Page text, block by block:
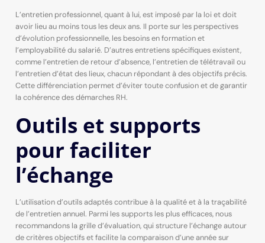
L’entretien professionnel, quant à lui, est imposé par la loi et doit
avoir lieu au moins tous les deux ans. Il porte sur les perspectives
d’évolution professionnelle, les besoins en formation et
l’employabilité du salarié. D’autres entretiens spécifiques existent,
comme l’entretien de retour d’absence, l’entretien de télétravail ou
l’entretien d’état des lieux, chacun répondant à des objectifs précis.
Cette différenciation permet d’éviter toute confusion et de garantir
la cohérence des démarches RH.
Outils et supports
pour faciliter
l’échange
L’utilisation d’outils adaptés contribue à la qualité et à la traçabilité
de l’entretien annuel. Parmi les supports les plus efficaces, nous
recommandons la grille d’évaluation, qui structure l’échange autour
de critères objectifs et facilite la comparaison d’une année sur